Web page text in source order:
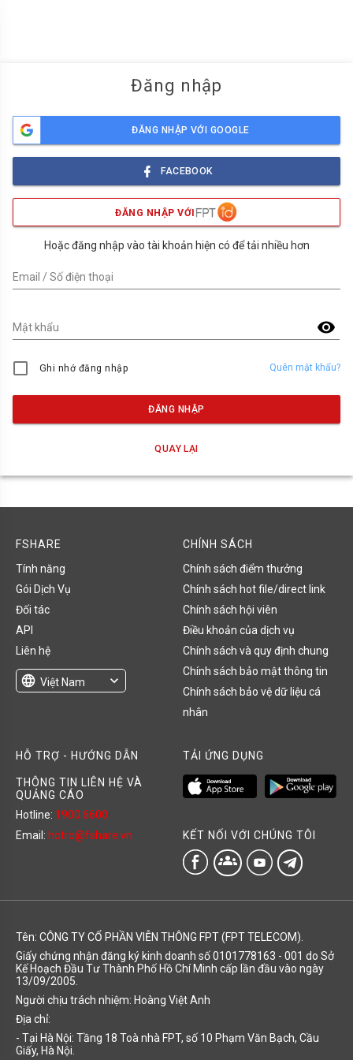
Đăng nhập
ĐĂNG NHẬP VỚI GOOGLE
FACEBOOK
ĐĂNG NHẬP VỚI
Hoặc đăng nhập vào tài khoản hiện có để tải nhiều hơn
Email / Số điện thoại
visibility
Mật khẩu
Ghi nhớ đăng nhập Quên mật khẩu?
ĐĂNG NHẬP
QUAY LẠI
FSHARE
Tính năng
Gói Dịch Vụ
Đối tác
API
Liên hệ
language Việt Nam
expand_more
CHÍNH SÁCH
Chính sách điểm thưởng
Chính sách hot file/direct link
Chính sách hội viên
Điều khoản của dịch vụ
Chính sách và quy định chung
Chính sách bảo mật thông tin
Chính sách bảo vệ dữ liệu cá
nhân
HỖ TRỢ - HƯỚNG DẪN
THÔNG TIN LIÊN HỆ VÀ
QUẢNG CÁO
Hotline: 1900 6600
Email: hotro@fshare.vn
TẢI ỨNG DỤNG
KẾT NỐI VỚI CHÚNG TÔI
groups
Tên: CÔNG TY CỔ PHẦN VIỄN THÔNG FPT (FPT TELECOM).
Giấy chứng nhận đăng ký kinh doanh số 0101778163 - 001 do Sở
Kế Hoạch Đầu Tư Thành Phố Hồ Chí Minh cấp lần đầu vào ngày
13/09/2005.
Người chịu trách nhiệm: Hoàng Việt Anh
Địa chỉ:
- Tại Hà Nội: Tầng 18 Toà nhà FPT, số 10 Phạm Văn Bạch, Cầu
Giấy, Hà Nội.